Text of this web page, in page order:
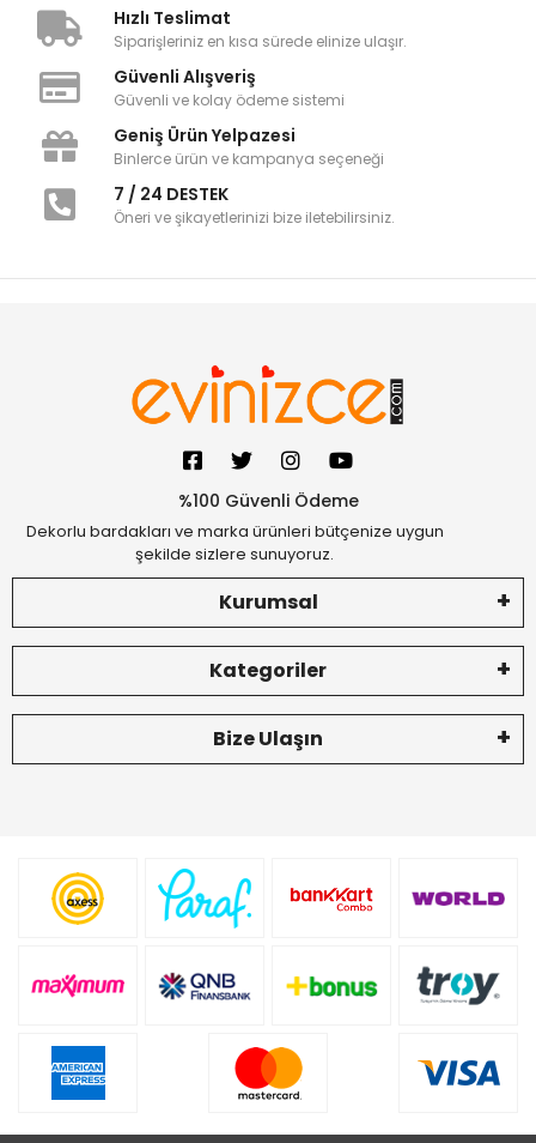
Hızlı Teslimat
Siparişleriniz en kısa sürede elinize ulaşır.
Güvenli Alışveriş
Güvenli ve kolay ödeme sistemi
Geniş Ürün Yelpazesi
Binlerce ürün ve kampanya seçeneği
7 / 24 DESTEK
Öneri ve şikayetlerinizi bize iletebilirsiniz.
%100 Güvenli Ödeme
Dekorlu bardakları ve marka ürünleri bütçenize uygun
şekilde sizlere sunuyoruz.
Kurumsal
Kategoriler
Bize Ulaşın